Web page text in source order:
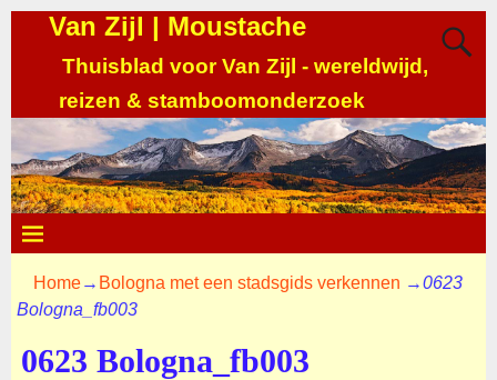
Van Zijl | Moustache
Thuisblad voor Van Zijl - wereldwijd,
reizen & stamboomonderzoek
Home→ Bologna met een stadsgids verkennen →0623
Bologna_fb003
0623 Bologna_fb003